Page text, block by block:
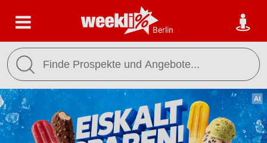
Berlin